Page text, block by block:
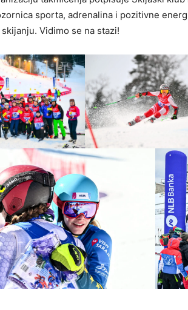
sporta, adrenalina i pozitivne
Vidimo se na stazi!